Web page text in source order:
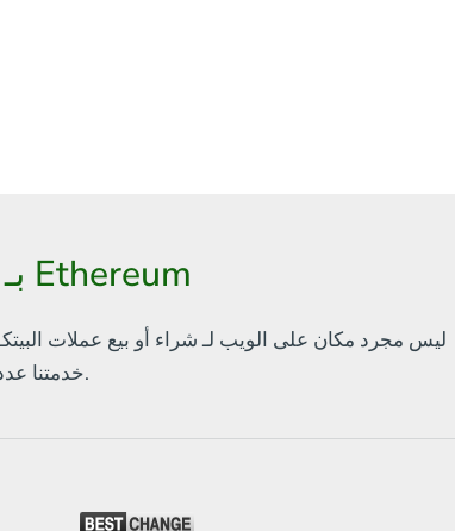
Litecoin
Ripple
طريقة سهلة لاستبدال SBP QR بـ Ethereum
bankcomat.me ليس مجرد مكان على الويب لـشراء أو بيع عملات
خدمتناالعملات.